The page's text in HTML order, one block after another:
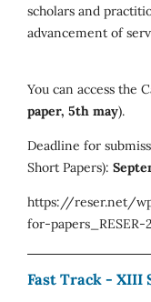
scholars and
advancement of
You can access the
paper, 5th may).
Deadline for
Short Papers):
https://reser.net/
for-papers_RESER-
Fast Track - XIII